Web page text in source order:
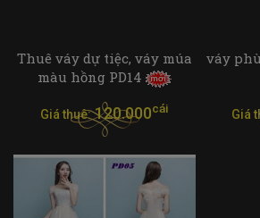
Thuê váy dự tiệc, váy múa
màu hồng PD14
Giá thuê:120.000cái
váy
Giá